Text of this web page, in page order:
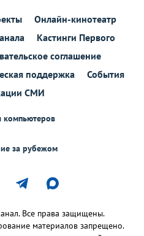
Онлайн-кинотеатр
Кастинги Первого
соглашение
поддержка
События
СМИ
компьютеров
за рубежом
Все права защищены.
материалов запрещено.